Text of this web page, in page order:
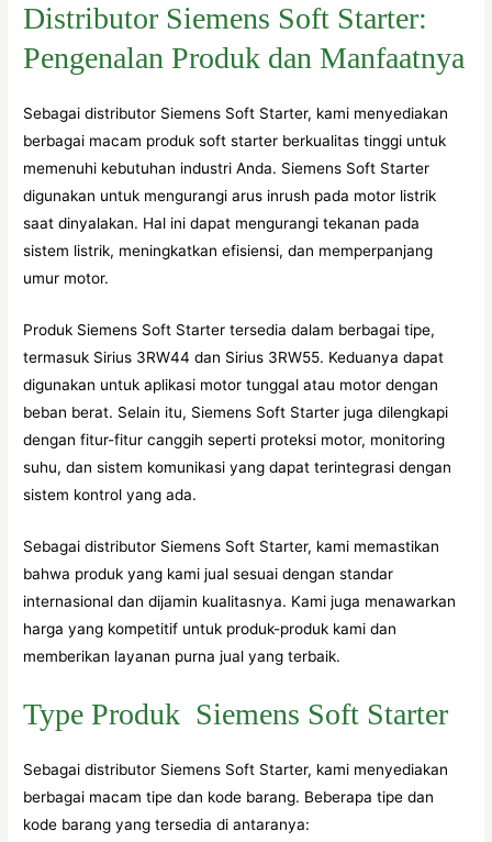
Distributor Siemens Soft Starter:
Pengenalan Produk dan Manfaatnya
Sebagai distributor Siemens Soft Starter, kami menyediakan
berbagai macam produk soft starter berkualitas tinggi untuk
memenuhi kebutuhan industri Anda. Siemens Soft Starter
digunakan untuk mengurangi arus inrush pada motor listrik
saat dinyalakan. Hal ini dapat mengurangi tekanan pada
sistem listrik, meningkatkan efisiensi, dan memperpanjang
umur motor.
Produk Siemens Soft Starter tersedia dalam berbagai tipe,
termasuk Sirius 3RW44 dan Sirius 3RW55. Keduanya dapat
digunakan untuk aplikasi motor tunggal atau motor dengan
beban berat. Selain itu, Siemens Soft Starter juga dilengkapi
dengan fitur-fitur canggih seperti proteksi motor, monitoring
suhu, dan sistem komunikasi yang dapat terintegrasi dengan
sistem kontrol yang ada.
Sebagai distributor Siemens Soft Starter, kami memastikan
bahwa produk yang kami jual sesuai dengan standar
internasional dan dijamin kualitasnya. Kami juga menawarkan
harga yang kompetitif untuk produk-produk kami dan
memberikan layanan purna jual yang terbaik.
Type Produk Siemens Soft Starter
Sebagai distributor Siemens Soft Starter, kami menyediakan
berbagai macam tipe dan kode barang. Beberapa tipe dan
kode barang yang tersedia di antaranya: